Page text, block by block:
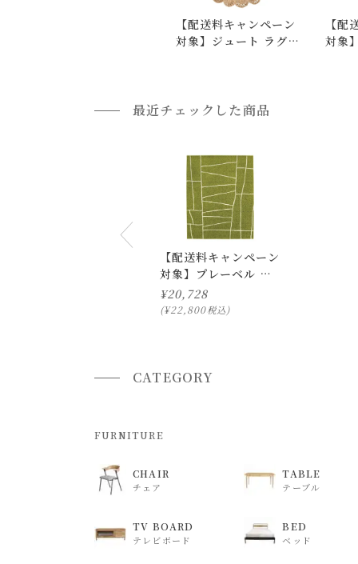
申し訳ございませんが、具体的な時間帯指定を
日曜・祝日は、時間帯指定ができません。
返品・交換について
【配送料キャンペーン
対象】ジュート ラグ
【配
対象
最近チェックした商品
【配送料キャンペーン
対象】プレーベル ジ
オーニラグ 130×190
¥20,728
¥22,800税込
CATEGORY
FURNITURE
CHAIR
チェア
TABLE
テーブル
TV BOARD
テレビボード
BED
ベッド